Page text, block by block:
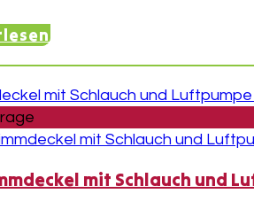
mit Schlauch und